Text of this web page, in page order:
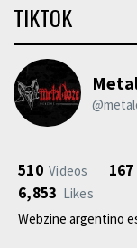
TIKTOK
510 Videos 167
6,853 Likes
Webzine argentino